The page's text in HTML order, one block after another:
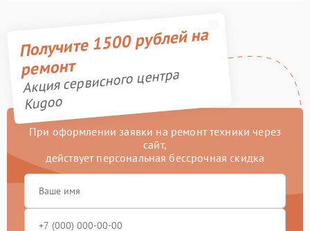
Получите 1500 рублей на
ремонт
Акция сервисного центра
Kugoo
При оформлении заявки на ремонт техники через
сайт,
действует персональная бессрочная скидка